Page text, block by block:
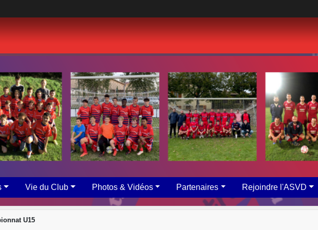
Vie du Club Photos & Vidéos Partenaires Rejoindre l'ASVD
U15